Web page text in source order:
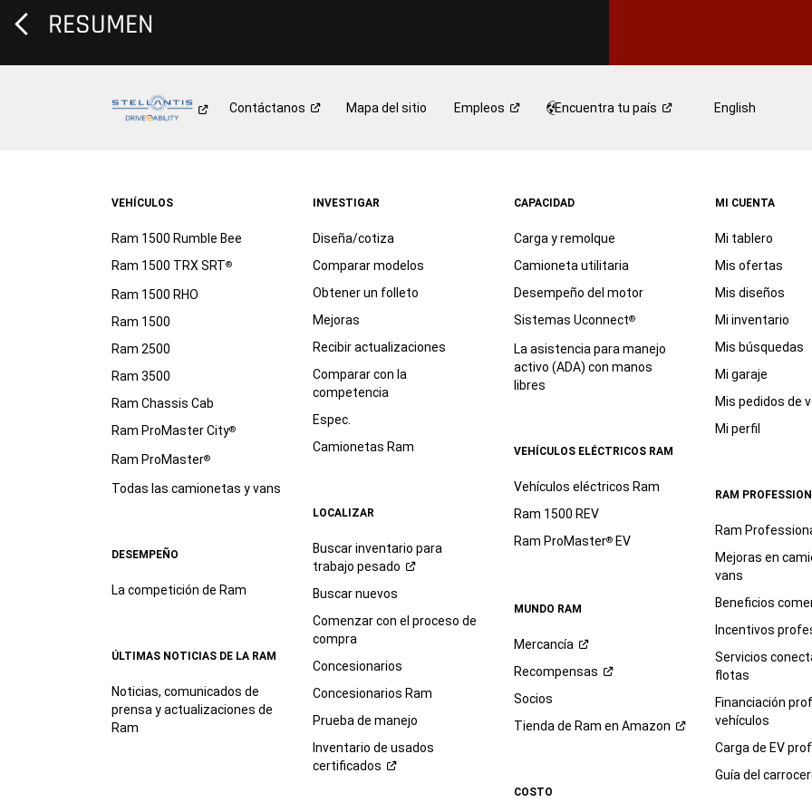
RESUMEN
Contáctanos Mapa del sitio Empleos Encuentra tu país English
VEHÍCULOS
Ram 1500 Rumble Bee
Ram 1500 TRX SRT®
Ram 1500 RHO
Ram 1500
Ram 2500
Ram 3500
Ram Chassis Cab
Ram ProMaster City®
Ram ProMaster®
Todas las camionetas y vans
DESEMPEÑO
La competición de Ram
ÚLTIMAS NOTICIAS DE LA RAM
Noticias, comunicados de
prensa y actualizaciones de
Ram
INVESTIGAR
Diseña/cotiza
Comparar modelos
Obtener un folleto
Mejoras
Recibir actualizaciones
Comparar con la
competencia
Espec.
Camionetas Ram
LOCALIZAR
Buscar inventario para
trabajo pesado
Buscar nuevos
Comenzar con el proceso de
compra
Concesionarios
Concesionarios Ram
Prueba de manejo
Inventario de usados
certificados
CAPACIDAD
Carga y remolque
Camioneta utilitaria
Desempeño del motor
Sistemas Uconnect®
La asistencia para manejo
activo (ADA) con manos
libres
VEHÍCULOS ELÉCTRICOS RAM
Vehículos eléctricos Ram
Ram 1500 REV
Ram ProMaster®EV
MUNDO RAM
Mercancía
Recompensas
Socios
Tienda de Ram en Amazon
COSTO
MI CUENTA
Mi tablero
Mis ofertas
Mis diseños
Mi inventario
Mis búsquedas
Mi garaje
Mis pedidos de
Mi perfil
RAM
Ram
Mejoras en
vans
Beneficios
Incentivos
Servicios
flotas
Financiación
vehículos
Carga de EV
Guía del